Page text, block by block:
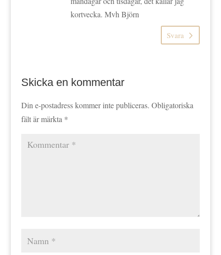
kortvecka. Mvh Björn
Svara
Skicka en kommentar
Din e-postadress kommer inte publiceras. Obligatoriska
fält är märkta *